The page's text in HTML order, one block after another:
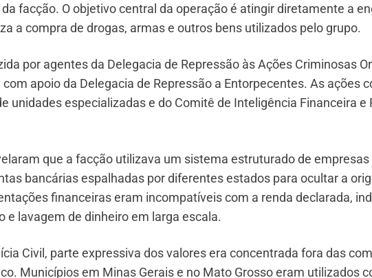
facção. O objetivo central da operação é atingir diretamente a
a compra de drogas, armas e outros bens utilizados pelo grupo.
por agentes da Delegacia de Repressão às Ações Criminosas
apoio da Delegacia de Repressão a Entorpecentes. As ações
unidades especializadas e do Comitê de Inteligência Financeira e
que a facção utilizava um sistema estruturado de empresas
bancárias espalhadas por diferentes estados para ocultar a
financeiras eram incompatíveis com a renda declarada,
e lavagem de dinheiro em larga escala.
Civil, parte expressiva dos valores era concentrada fora das
Municípios em Minas Gerais e no Mato Grosso eram utilizados